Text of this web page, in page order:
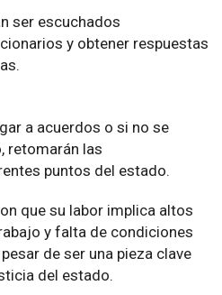
ser escuchados
y obtener respuestas
a acuerdos o si no se
retomarán las
puntos del estado.
que su labor implica altos
y falta de condiciones
de ser una pieza clave
del estado.